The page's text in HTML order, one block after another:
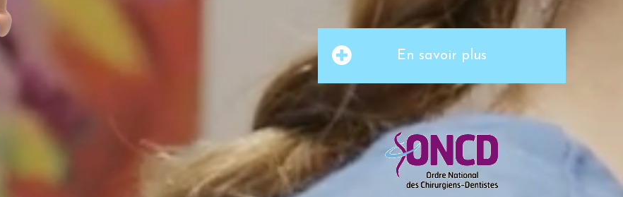
vous informer
dentaire impeccable et
. Du premier jours
de votre traitement jusqu’à la fin, nous sommes là
pour vous accompagner et vous garantir les meilleurs
soins dentaires.
Nous sommes très heureux de vous accueillir sur
notre site et nous espérons qu’il vous apportera les
En savoir plus